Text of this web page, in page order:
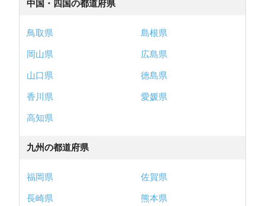
中国・四国の都道府県
鳥取県
島根県
岡山県
広島県
山口県
徳島県
香川県
愛媛県
高知県
九州の都道府県
福岡県
佐賀県
長崎県
熊本県